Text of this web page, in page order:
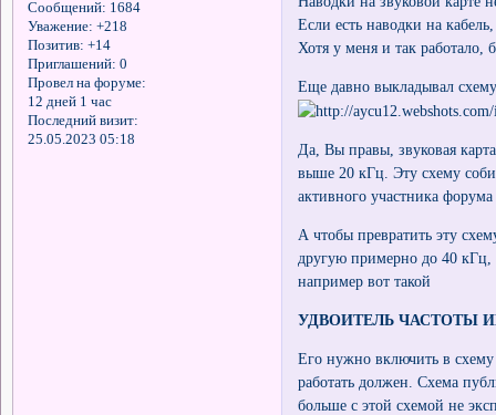
Сообщений: 1684
Уважение: +218
Позитив: +14
Приглашений: 0
Провел на форуме:
12 дней 1 час
Последний визит:
25.05.2023 05:18
Если есть наводки на
Хотя у меня и так работало,
Еще давно выкладывал
Да, Вы правы, звуковая
выше 20 кГц. Эту схему
активного участника
А чтобы превратить эту
другую примерно до 40 кГц,
например вот такой
УДВОИТЕЛЬ ЧАСТОТЫ
Его нужно включить в схему
работать должен. Схема
больше с этой схемой не